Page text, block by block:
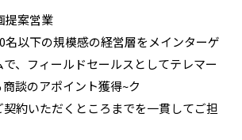
提案営業
名以下の規模感の経営層をメインターゲ
、フィールドセールスとしてテレマー
談のアポイント獲得~ク
約いただくところまでを一貫してご担